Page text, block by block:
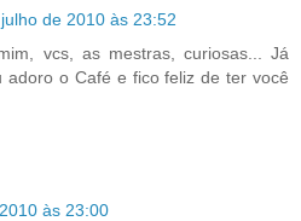
de 2010 às 23:52
vcs, as mestras, curiosas... Já
adoro o Café e fico feliz de ter você
às 23:00